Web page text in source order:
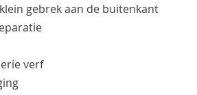
gebrek aan de buitenkant
verf